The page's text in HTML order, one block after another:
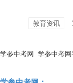
教育资讯
学参中考网 学参中考网